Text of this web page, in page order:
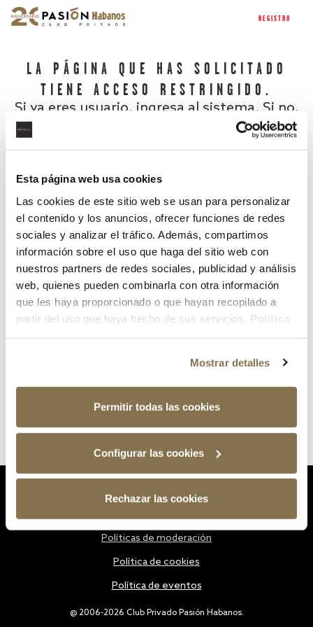
Esta página web usa cookies
Las cookies de este sitio web se usan para personalizar
el contenido y los anuncios, ofrecer funciones de redes
sociales y analizar el tráfico. Además, compartimos
información sobre el uso que haga del sitio web con
nuestros partners de redes sociales, publicidad y análisis
web, quienes pueden combinarla con otra información
que les haya proporcionado o que hayan recopilado a
partir del uso que haya hecho de sus servicios. Política
Mostrar detalles
Permitir todas las cookies
Configurar las cookies
Rechazar las cookies
REGISTRO
LA PÁGINA QUE HAS SOLICITADO
TIENE ACCESO RESTRINGIDO.
Si ya eres usuario, ingresa al sistema. Si no,
¿Has olvidado tu contraseña?
@ 2006-2026 Club Privado Pasión Habanos.
Políticas de moderación
Política de cookies
Política de eventos